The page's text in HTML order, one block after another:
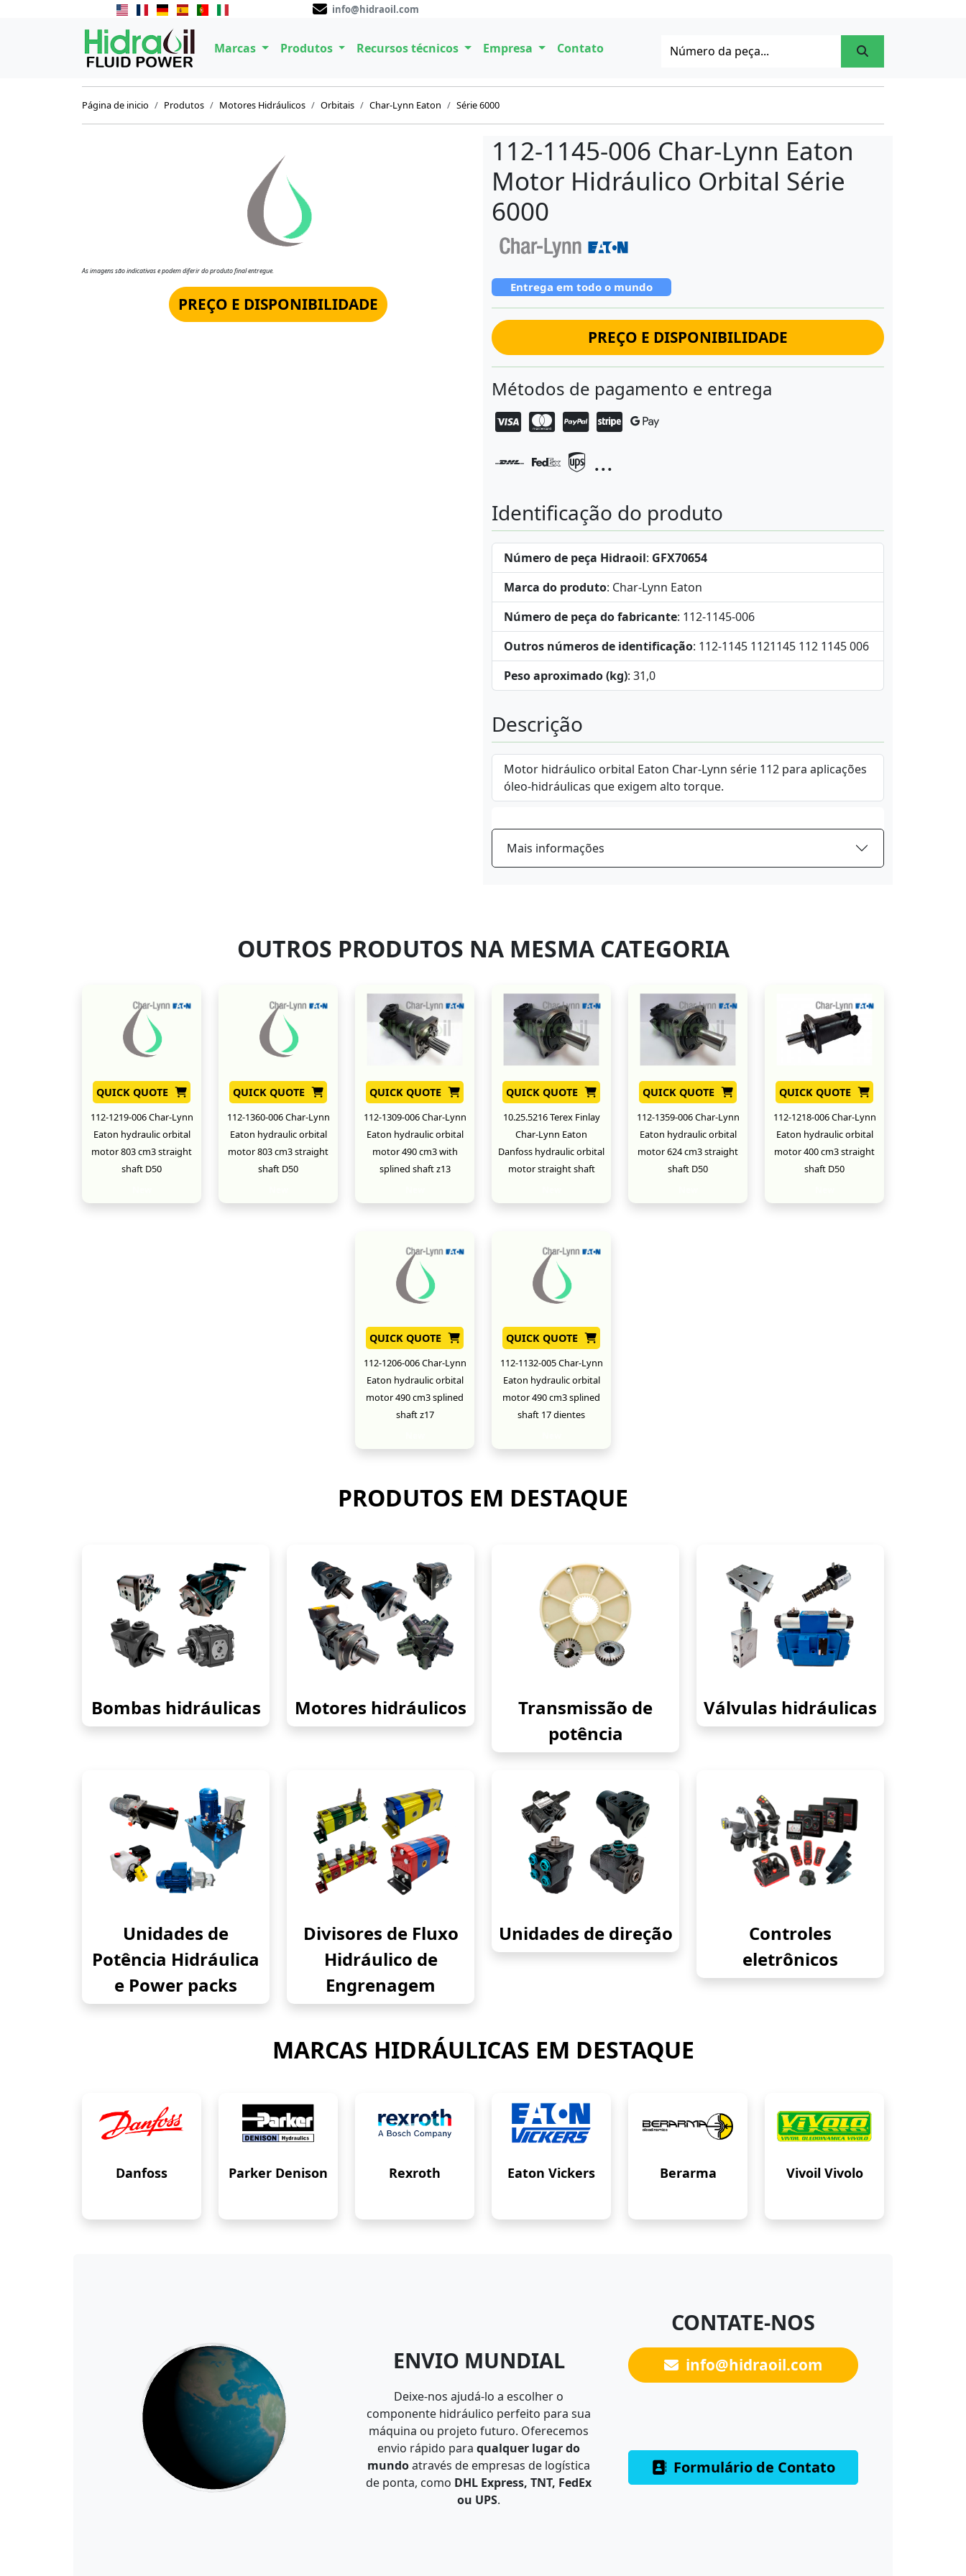
info@hidraoil.com
Marcas Produtos Recursos técnicos Empresa Contato
Página de inicio Produtos Motores Hidráulicos Orbitais Char-Lynn Eaton Série 6000
As imagens são indicativas e podem diferir do produto final entregue.
PREÇO E DISPONIBILIDADE
112-1145-006 Char-Lynn Eaton
Motor Hidráulico Orbital Série
6000
Entrega em todo o mundo
PREÇO E DISPONIBILIDADE
Métodos de pagamento e entrega
...
Identificação do produto
Número de peça Hidraoil: GFX70654
Marca do produto: Char-Lynn Eaton
Número de peça do fabricante: 112-1145-006
Outros números de identificação: 112-1145 1121145 112 1145 006
Peso aproximado (kg): 31,0
Descrição
Motor hidráulico orbital Eaton Char-Lynn série 112 para aplicações
óleo-hidráulicas que exigem alto torque.
Mais informações
OUTROS PRODUTOS NA MESMA CATEGORIA
QUICK QUOTE
112-1219-006 Char-Lynn
Eaton hydraulic orbital
motor 803 cm3 straight
shaft D50
QUICK QUOTE
112-1360-006 Char-Lynn
Eaton hydraulic orbital
motor 803 cm3 straight
shaft D50
QUICK QUOTE
112-1309-006 Char-Lynn
Eaton hydraulic orbital
motor 490 cm3 with
splined shaft z13
QUICK QUOTE
10.25.5216 Terex Finlay
Char-Lynn Eaton
Danfoss hydraulic orbital
motor straight shaft
QUICK QUOTE
112-1359-006 Char-Lynn
Eaton hydraulic orbital
motor 624 cm3 straight
shaft D50
QUICK QUOTE
112-1218-006 Char-Lynn
Eaton hydraulic orbital
motor 400 cm3 straight
shaft D50
QUICK QUOTE
112-1206-006 Char-Lynn
Eaton hydraulic orbital
motor 490 cm3 splined
shaft z17
QUICK QUOTE
112-1132-005 Char-Lynn
Eaton hydraulic orbital
motor 490 cm3 splined
shaft 17 dientes
PRODUTOS EM DESTAQUE
Bombas hidráulicas Motores hidráulicos
Transmissão de
potência
Válvulas hidráulicas
Unidades de
Potência Hidráulica
e Power packs
Divisores de Fluxo
Hidráulico de
Engrenagem
Unidades de direção
Controles
eletrônicos
MARCAS HIDRÁULICAS EM DESTAQUE
Danfoss Parker Denison Rexroth Eaton Vickers Berarma Vivoil Vivolo
ENVIO MUNDIAL
Deixe-nos ajudá-lo a escolher o
componente hidráulico perfeito para sua
máquina ou projeto futuro. Oferecemos
envio rápido para qualquer lugar do
mundoatravés de empresas de logística
de ponta, como DHL Express, TNT, FedEx
ou UPS.
CONTATE-NOS
info@hidraoil.com
Formulário de Contato